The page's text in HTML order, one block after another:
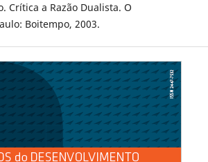
Crítica a Razão Dualista. O
Boitempo, 2003.